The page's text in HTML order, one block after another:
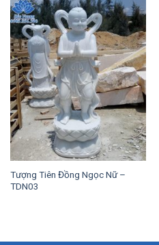
Tượng Tiên Đồng Ngọc Nữ –
TDN03